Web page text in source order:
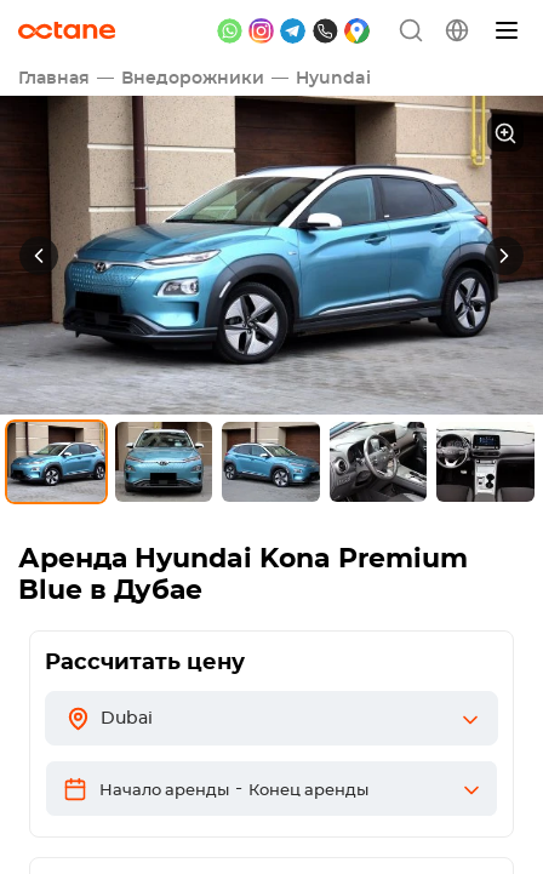
Главная Внедорожники Hyundai
Аренда Hyundai Kona Premium
Blue в Дубае
Рассчитать цену
Dubai
Начало аренды - Конец аренды